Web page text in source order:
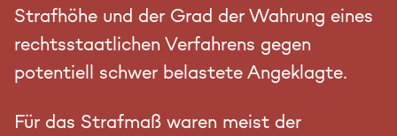
Strafhöhe und der Grad der Wahrung eines
rechtsstaatlichen Verfahrens gegen
potentiell schwer belastete Angeklagte.
Für das Strafmaß waren meist der